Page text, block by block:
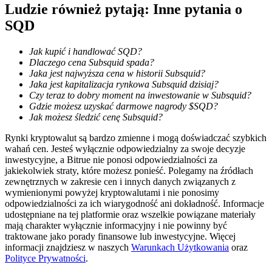
Blokady BTR
Ekskluzywne inwestycje dla posiadaczy BTR
Pożyczki
Usługa pożyczek wspieranych kryptowalutami
Ludzie również pytają: Inne pytania o
SQD
Jak kupić i handlować SQD?
Dlaczego cena Subsquid spada?
Jaka jest najwyższa cena w historii Subsquid?
Jaka jest kapitalizacja rynkowa Subsquid dzisiaj?
Czy teraz to dobry moment na inwestowanie w Subsquid?
Gdzie możesz uzyskać darmowe nagrody $SQD?
Jak możesz śledzić cenę Subsquid?
Rynki kryptowalut są bardzo zmienne i mogą doświadczać szybkich
wahań cen. Jesteś wyłącznie odpowiedzialny za swoje decyzje
inwestycyjne, a Bitrue nie ponosi odpowiedzialności za
jakiekolwiek straty, które możesz ponieść. Polegamy na źródłach
zewnętrznych w zakresie cen i innych danych związanych z
wymienionymi powyżej kryptowalutami i nie ponosimy
odpowiedzialności za ich wiarygodność ani dokładność. Informacje
udostępniane na tej platformie oraz wszelkie powiązane materiały
mają charakter wyłącznie informacyjny i nie powinny być
traktowane jako porady finansowe lub inwestycyjne. Więcej
informacji znajdziesz w naszych Warunkach Użytkowania oraz
Polityce Prywatności.